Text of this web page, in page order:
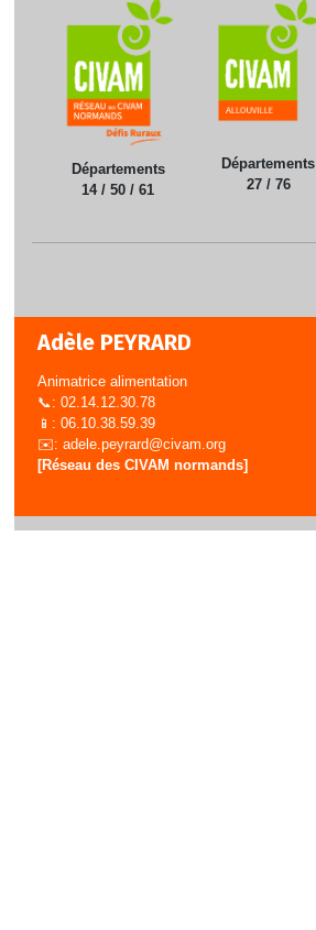
Départements
14 / 50 / 61
Départements
27 / 76
Adèle PEYRARD
Animatrice alimentation
📞: 02.14.12.30.78
📱: 06.10.38.59.39
✉️: adele.peyrard@civam.org
[Réseau des CIVAM normands]